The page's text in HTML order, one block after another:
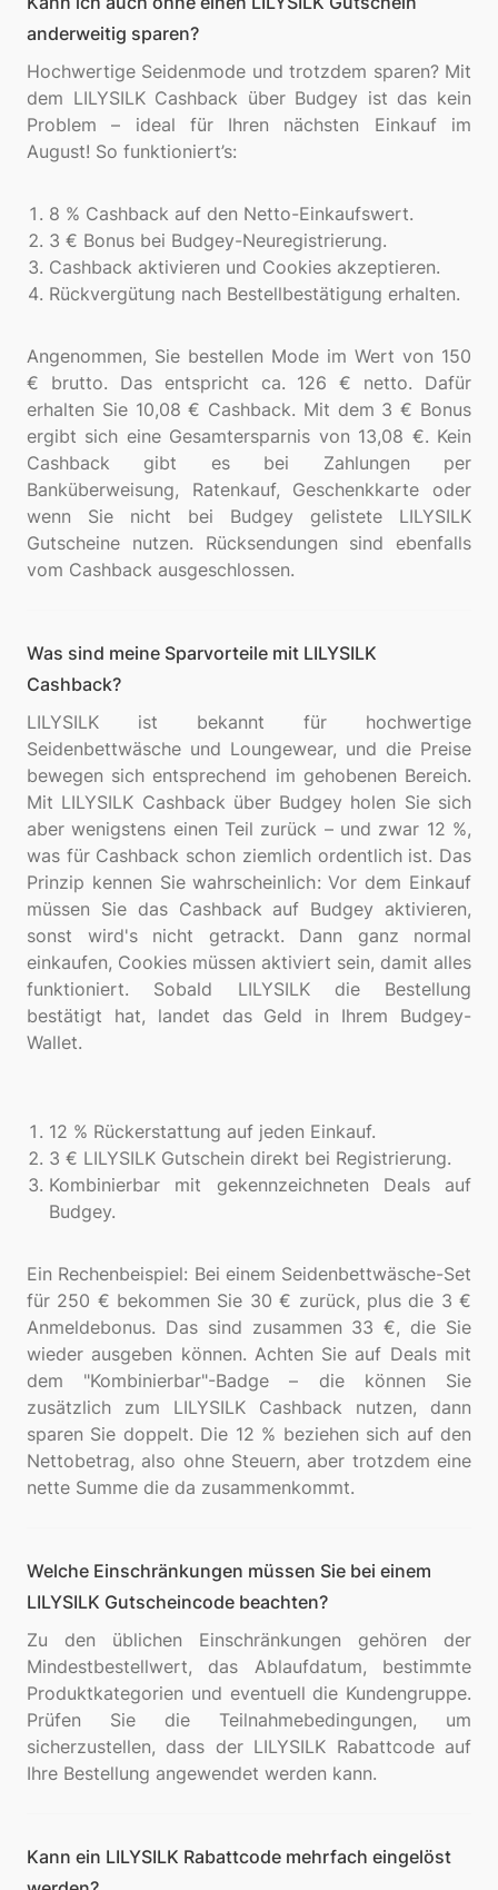
anderweitig sparen?
Hochwertige Seidenmode und trotzdem sparen? Mit
dem LILYSILK Cashback über Budgey ist das kein
Problem – ideal für Ihren nächsten Einkauf im
August! So funktioniert’s:
8 % Cashback auf den Netto-Einkaufswert.
3 € Bonus bei Budgey-Neuregistrierung.
Cashback aktivieren und Cookies akzeptieren.
Rückvergütung nach Bestellbestätigung erhalten.
Angenommen, Sie bestellen Mode im Wert von 150
€ brutto. Das entspricht ca. 126 € netto. Dafür
erhalten Sie 10,08 € Cashback. Mit dem 3 € Bonus
ergibt sich eine Gesamtersparnis von 13,08 €. Kein
Cashback gibt es bei Zahlungen per
Banküberweisung, Ratenkauf, Geschenkkarte oder
wenn Sie nicht bei Budgey gelistete LILYSILK
Gutscheine nutzen. Rücksendungen sind ebenfalls
Was sind meine Sparvorteile mit LILYSILK
Cashback?
LILYSILK ist bekannt für hochwertige
Seidenbettwäsche und Loungewear, und die Preise
bewegen sich entsprechend im gehobenen Bereich.
Mit LILYSILK Cashback über Budgey holen Sie sich
aber wenigstens einen Teil zurück – und zwar 12 %,
was für Cashback schon ziemlich ordentlich ist. Das
Prinzip kennen Sie wahrscheinlich: Vor dem Einkauf
müssen Sie das Cashback auf Budgey aktivieren,
sonst wird's nicht getrackt. Dann ganz normal
einkaufen, Cookies müssen aktiviert sein, damit alles
funktioniert. Sobald LILYSILK die Bestellung
bestätigt hat, landet das Geld in Ihrem Budgey-
Wallet.
12 % Rückerstattung auf jeden Einkauf.
3 € LILYSILK Gutschein direkt bei Registrierung.
Kombinierbar mit gekennzeichneten Deals auf
Budgey.
Ein Rechenbeispiel: Bei einem Seidenbettwäsche-Set
für 250 € bekommen Sie 30 € zurück, plus die 3 €
Anmeldebonus. Das sind zusammen 33 €, die Sie
wieder ausgeben können. Achten Sie auf Deals mit
dem "Kombinierbar"-Badge – die können Sie
zusätzlich zum LILYSILK Cashback nutzen, dann
sparen Sie doppelt. Die 12 % beziehen sich auf den
Nettobetrag, also ohne Steuern, aber trotzdem eine
Welche Einschränkungen müssen Sie bei einem
LILYSILK Gutscheincode beachten?
Zu den üblichen Einschränkungen gehören der
Mindestbestellwert, das Ablaufdatum, bestimmte
Produktkategorien und eventuell die Kundengruppe.
Prüfen Sie die Teilnahmebedingungen, um
sicherzustellen, dass der LILYSILK Rabattcode auf
Kann ein LILYSILK Rabattcode mehrfach eingelöst